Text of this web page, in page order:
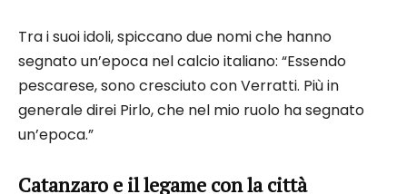
Tra i suoi idoli, spiccano due nomi che hanno
segnato un’epoca nel calcio italiano: “Essendo
pescarese, sono cresciuto con Verratti. Più in
generale direi Pirlo, che nel mio ruolo ha segnato
un’epoca.”
Catanzaro e il legame con la città